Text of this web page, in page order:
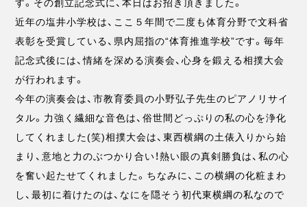
す。その創立記念式に、本日はお招き頂きました。
近年の塩井小学校は、ここ５年間で二度も体育分野で文科省
表彰を受賞している、県内屈指の“体育推進学校”です。毎年
記念式後には、情緒を深める演奏会、心身を鍛える相撲大会
が行われます。
今年の演奏会は、市教育委員の小野弘子先生のピアノリサイ
タル。力強く繊細な音色は、俗世間どっぷりの私の心を浄化
してくれました(笑)相撲大会は、東西横綱の土俵入りから始
まり、意地と力のぶつかり合い！熱い眼の真剣勝負は、私の心
を奮い起たせてくれました。ちなみに、この横綱の化粧まわ
し、最初に着けたのは、なにを隠そう初代東横綱の私なので